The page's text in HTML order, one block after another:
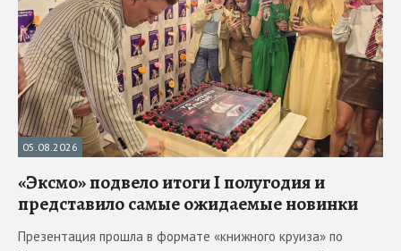
05.08.2026
«Эксмо» подвело итоги I полугодия и
представило самые ожидаемые новинки
Презентация прошла в формате «книжного круиза» по